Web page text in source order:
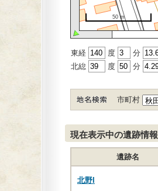
50 m
東経 度 分
北緿
度 分
市町村
現在表示中の遺跡情報
遺跡名
北野I